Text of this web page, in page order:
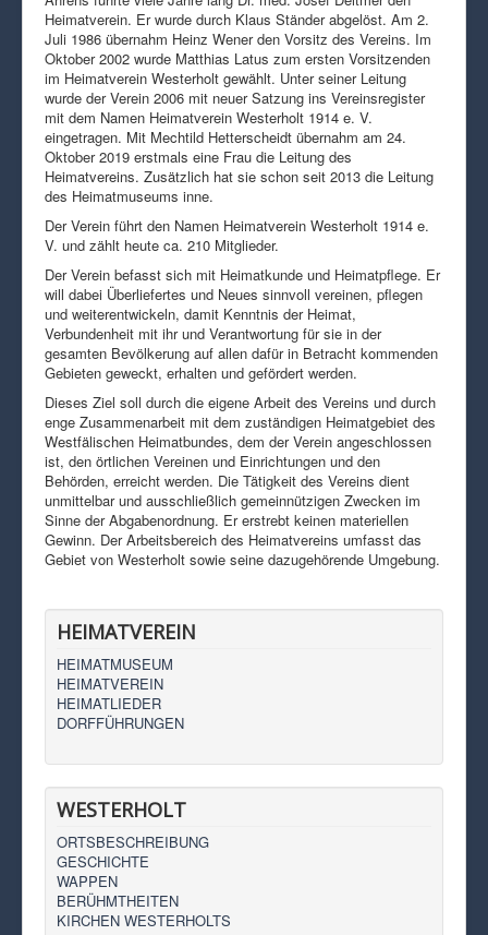
Heimatverein. Er wurde durch Klaus Ständer abgelöst. Am 2.
Juli 1986 übernahm Heinz Wener den Vorsitz des Vereins. Im
Oktober 2002 wurde Matthias Latus zum ersten Vorsitzenden
im Heimatverein Westerholt gewählt. Unter seiner Leitung
wurde der Verein 2006 mit neuer Satzung ins Vereinsregister
mit dem Namen Heimatverein Westerholt 1914 e. V.
eingetragen. Mit Mechtild Hetterscheidt übernahm am 24.
Oktober 2019 erstmals eine Frau die Leitung des
Heimatvereins. Zusätzlich hat sie schon seit 2013 die Leitung
des Heimatmuseums inne.
Der Verein führt den Namen Heimatverein Westerholt 1914 e.
V. und zählt heute ca. 210 Mitglieder.
Der Verein befasst sich mit Heimatkunde und Heimatpflege. Er
will dabei Überliefertes und Neues sinnvoll vereinen, pflegen
und weiterentwickeln, damit Kenntnis der Heimat,
Verbundenheit mit ihr und Verantwortung für sie in der
gesamten Bevölkerung auf allen dafür in Betracht kommenden
Gebieten geweckt, erhalten und gefördert werden.
Dieses Ziel soll durch die eigene Arbeit des Vereins und durch
enge Zusammenarbeit mit dem zuständigen Heimatgebiet des
Westfälischen Heimatbundes, dem der Verein angeschlossen
ist, den örtlichen Vereinen und Einrichtungen und den
Behörden, erreicht werden. Die Tätigkeit des Vereins dient
unmittelbar und ausschließlich gemeinnützigen Zwecken im
Sinne der Abgabenordnung. Er erstrebt keinen materiellen
Gewinn. Der Arbeitsbereich des Heimatvereins umfasst das
Gebiet von Westerholt sowie seine dazugehörende Umgebung.
HEIMATVEREIN
HEIMATMUSEUM
HEIMATVEREIN
HEIMATLIEDER
DORFFÜHRUNGEN
WESTERHOLT
ORTSBESCHREIBUNG
GESCHICHTE
WAPPEN
BERÜHMTHEITEN
KIRCHEN WESTERHOLTS